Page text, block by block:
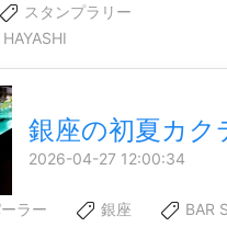
スタンプラリー
銀座の初夏カク
2026-04-27 12:00:34
ラー 銀座 BAR S